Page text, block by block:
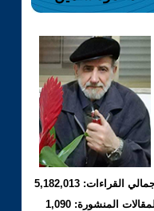
القراءات: 5,182,013
المنشورة: 1,090